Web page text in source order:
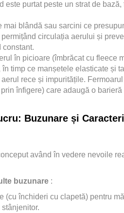
este purtat peste un strat de
mai blândă sau sarcini ce
circulația aerului și
constant.
în picioare (îmbrăcat cu fleece
timp ce manșetele elasticate și
rece și impuritățile.
înfigere) care adaugă o
Buzunare și
având în vedere nevoile
buzunare :
(cu închideri cu clapetă) pentru